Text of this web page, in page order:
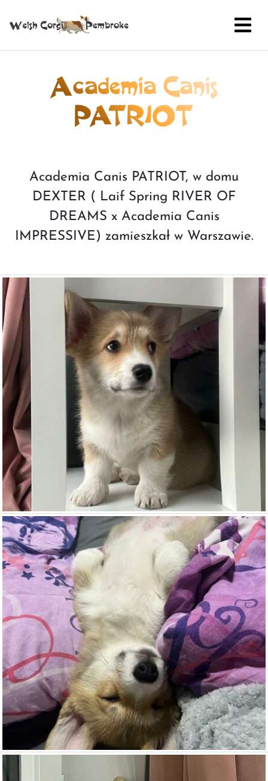
Academia Canis
PATRIOT
Academia Canis PATRIOT, w domu
DEXTER ( Laif Spring RIVER OF
DREAMS x Academia Canis
IMPRESSIVE) zamieszkał w Warszawie.